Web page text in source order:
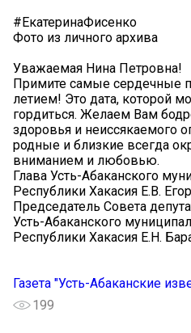
#ЕкатеринаФисенко
Фото из личного архива
Уважаемая Нина Петровна!
Примите самые сердечные
летием! Это дата, которой
гордиться. Желаем Вам
здоровья и неиссякаемого
родные и близкие всегда
вниманием и любовью.
Глава Усть-Абаканского
Республики Хакасия Е.В.
Председатель Совета
Усть-Абаканского
Республики Хакасия Е.Н.
Газета "Усть-Абаканские
199